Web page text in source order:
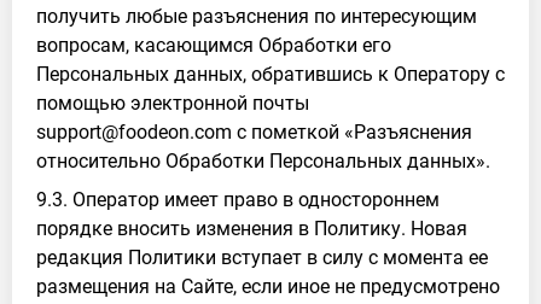
получить любые разъяснения по интересующим
вопросам, касающимся Обработки его
Персональных данных, обратившись к Оператору с
помощью электронной почты
support@foodeon.com с пометкой «Разъяснения
относительно Обработки Персональных данных».
9.3. Оператор имеет право в одностороннем
порядке вносить изменения в Политику. Новая
редакция Политики вступает в силу с момента ее
размещения на Сайте, если иное не предусмотрено